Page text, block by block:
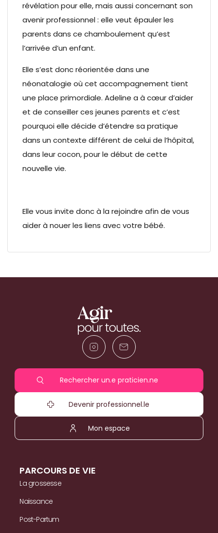
révélation pour elle, mais aussi concernant son
avenir professionnel : elle veut épauler les
parents dans ce chamboulement qu’est
l’arrivée d’un enfant.
Elle s’est donc réorientée dans une
néonatalogie où cet accompagnement tient
une place primordiale. Adeline a à cœur d’aider
et de conseiller ces jeunes parents et c’est
pourquoi elle décide d’étendre sa pratique
dans un contexte différent de celui de l’hôpital,
dans leur cocon, pour le début de cette
nouvelle vie.
Elle vous invite donc à la rejoindre afin de vous
aider à nouer les liens avec votre bébé.
Rechercher un.e praticien.ne
Devenir professionnel.le
Mon espace
PARCOURS DE VIE
La grossesse
Naissance
Post-Partum